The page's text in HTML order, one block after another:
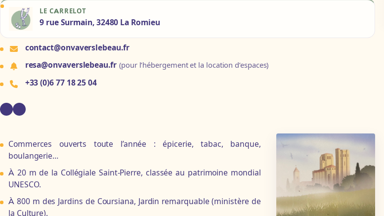
LE CARRELOT
9 rue Surmain, 32480 La Romieu
contact@onvaverslebeau.fr
resa@onvaverslebeau.fr (pour l’hébergement et la location d’espaces)
+33 (0)6 77 18 25 04
Commerces ouverts toute l’année : épicerie, tabac, banque,
boulangerie…
À 20 m de la Collégiale Saint-Pierre, classée au patrimoine mondial
UNESCO.
À 800 m des Jardins de Coursiana, Jardin remarquable (ministère de
la Culture).